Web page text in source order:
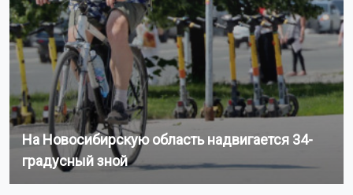
На Новосибирскую область надвигается 34-
градусный зной